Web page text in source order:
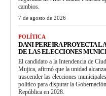
cambios.
7 de agosto de 2026
POLÍTICA
DANI PEREIRA PROYECTA
DE LAS ELECCIONES
El candidato a la Intendencia de
Mujica, afirmó que la unidad
trascender las elecciones
político para disputar la
República en 2028.